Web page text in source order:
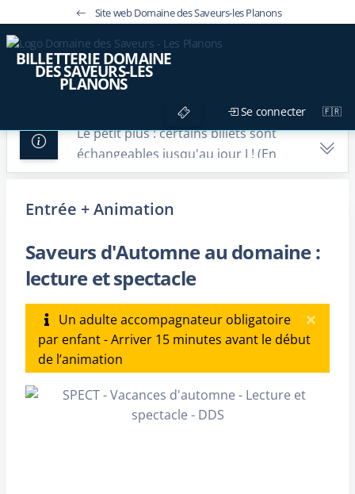
Site web Domaine des Saveurs-les Planons
BILLETTERIE DOMAINE
DES SAVEURS-LES
PLANONS
Se connecter
Le petit plus : certains billets sont
échangeables jusqu'au jour J ! (En
savoir plus ↓)
Conditions :
- Uniquement si vous avez créé un
compte client lors de votre achat.
- L'échange de billet via votre compte
client est réalisable sur le billet
d'entrée au musée ainsi que pour
les activités/évenements
programmés sur plusieurs dates et
sans jauges spécifiques (ex:
labyrinthe de maïs).
- Vous pouvez modifier la date de
Entrée + Animation
Saveurs d'Automne au domaine :
lecture et spectacle
Un adulte accompagnateur obligatoire
par enfant - Arriver 15 minutes avant le début
de l’animation